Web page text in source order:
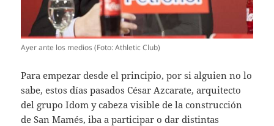
Ayer ante los medios (Foto: Athletic Club)
Para empezar desde el principio, por si alguien no lo
sabe, estos días pasados César Azcarate, arquitecto
del grupo Idom y cabeza visible de la construcción
de San Mamés, iba a participar o dar distintas